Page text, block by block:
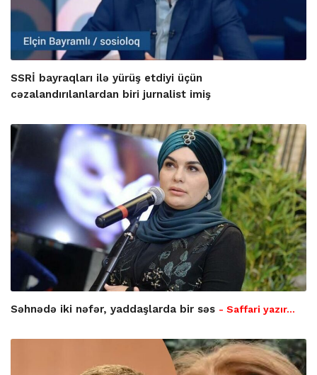
SSRİ bayraqları ilə yürüş etdiyi üçün
cəzalandırılanlardan biri jurnalist imiş
Səhnədə iki nəfər, yaddaşlarda bir səs - Saffari yazır…